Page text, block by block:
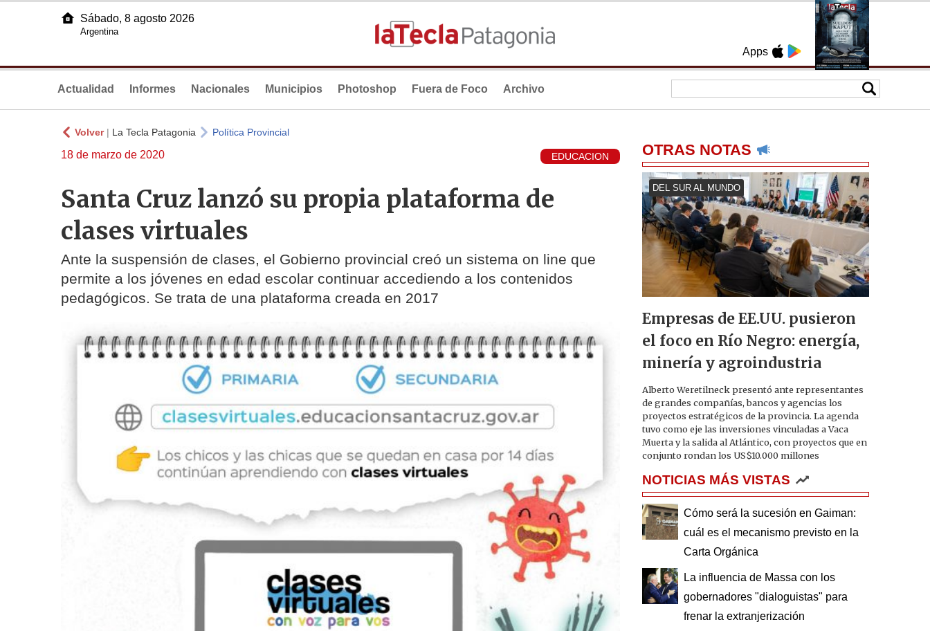
Apps
Sábado, 8 agosto 2026
Argentina
Actualidad Informes Nacionales Municipios Photoshop Fuera de Foco Archivo
Volver| La Tecla Patagonia Política Provincial
18 de marzo de 2020 EDUCACION
Santa Cruz lanzó su propia plataforma de
clases virtuales
Ante la suspensión de clases, el Gobierno provincial creó un sistema on line que
permite a los jóvenes en edad escolar continuar accediendo a los contenidos
pedagógicos. Se trata de una plataforma creada en 2017
OTRAS NOTAS
DEL SUR AL MUNDO
Empresas de EE.UU. pusieron
el foco en Río Negro: energía,
minería y agroindustria
Alberto Weretilneck presentó ante representantes
de grandes compañías, bancos y agencias los
proyectos estratégicos de la provincia. La agenda
tuvo como eje las inversiones vinculadas a Vaca
Muerta y la salida al Atlántico, con proyectos que en
conjunto rondan los US$10.000 millones
NOTICIAS MÁS VISTAS
Cómo será la sucesión en Gaiman:
cuál es el mecanismo previsto en la
Carta Orgánica
La influencia de Massa con los
gobernadores "dialoguistas" para
frenar la extranjerización